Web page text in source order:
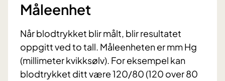
Måleenhet
Når blodtrykket blir målt, blir resultatet
oppgitt ved to tall. Måleenheten er mm Hg
(millimeter kvikksølv). For eksempel kan
blodtrykket ditt være 120/80 (120 over 80